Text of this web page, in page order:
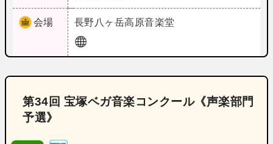
会場 長野 八ヶ岳高原音楽堂
第34回 宝塚ベガ音楽コンクール《声楽部門
予選》